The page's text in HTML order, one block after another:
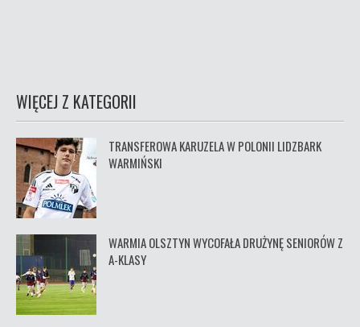
WIĘCEJ Z KATEGORII
TRANSFEROWA KARUZELA W POLONII LIDZBARK
WARMIŃSKI
WARMIA OLSZTYN WYCOFAŁA DRUŻYNĘ SENIORÓW Z
A-KLASY